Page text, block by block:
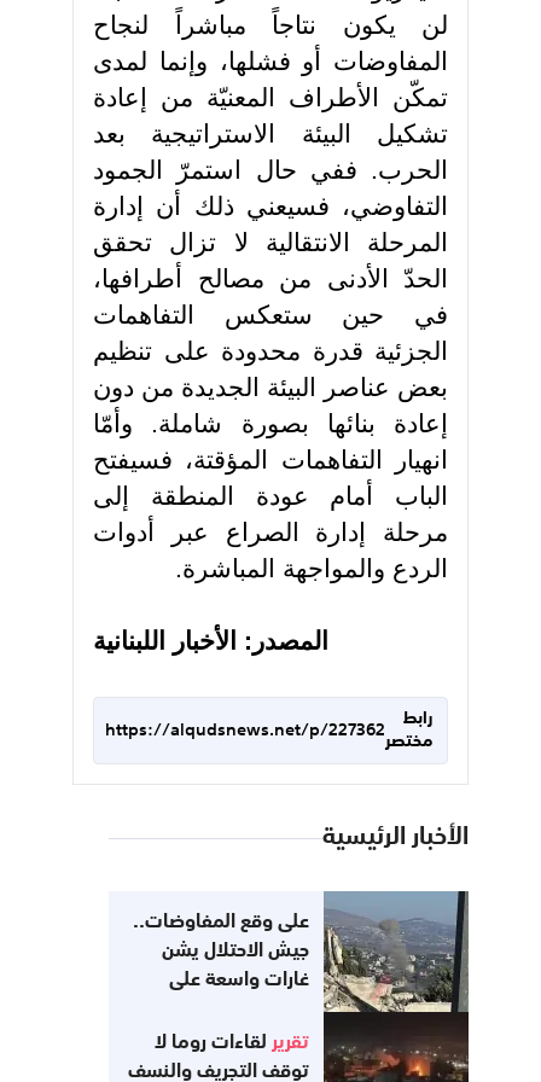
لن يكون نتاجاً مباشراً لنجاح
المفاوضات أو فشلها، وإنما لمدى
تمكّن الأطراف المعنيّة من إعادة
تشكيل البيئة الاستراتيجية بعد
الحرب. ففي حال استمرّ الجمود
التفاوضي، فسيعني ذلك أن إدارة
المرحلة الانتقالية لا تزال تحقق
الحدّ الأدنى من مصالح أطرافها،
في حين ستعكس التفاهمات
الجزئية قدرة محدودة على تنظيم
بعض عناصر البيئة الجديدة من دون
إعادة بنائها بصورة شاملة. وأمّا
انهيار التفاهمات المؤقتة، فسيفتح
الباب أمام عودة المنطقة إلى
مرحلة إدارة الصراع عبر أدوات
الردع والمواجهة المباشرة.
المصدر: الأخبار اللبنانية
رابط
مختصر
https://alqudsnews.net/p/227362
الأخبار الرئيسية
على وقع المفاوضات..
جيش الاحتلال يشن
غارات واسعة على
تقرير لقاءات روما لا
توقف التجريف والنسف